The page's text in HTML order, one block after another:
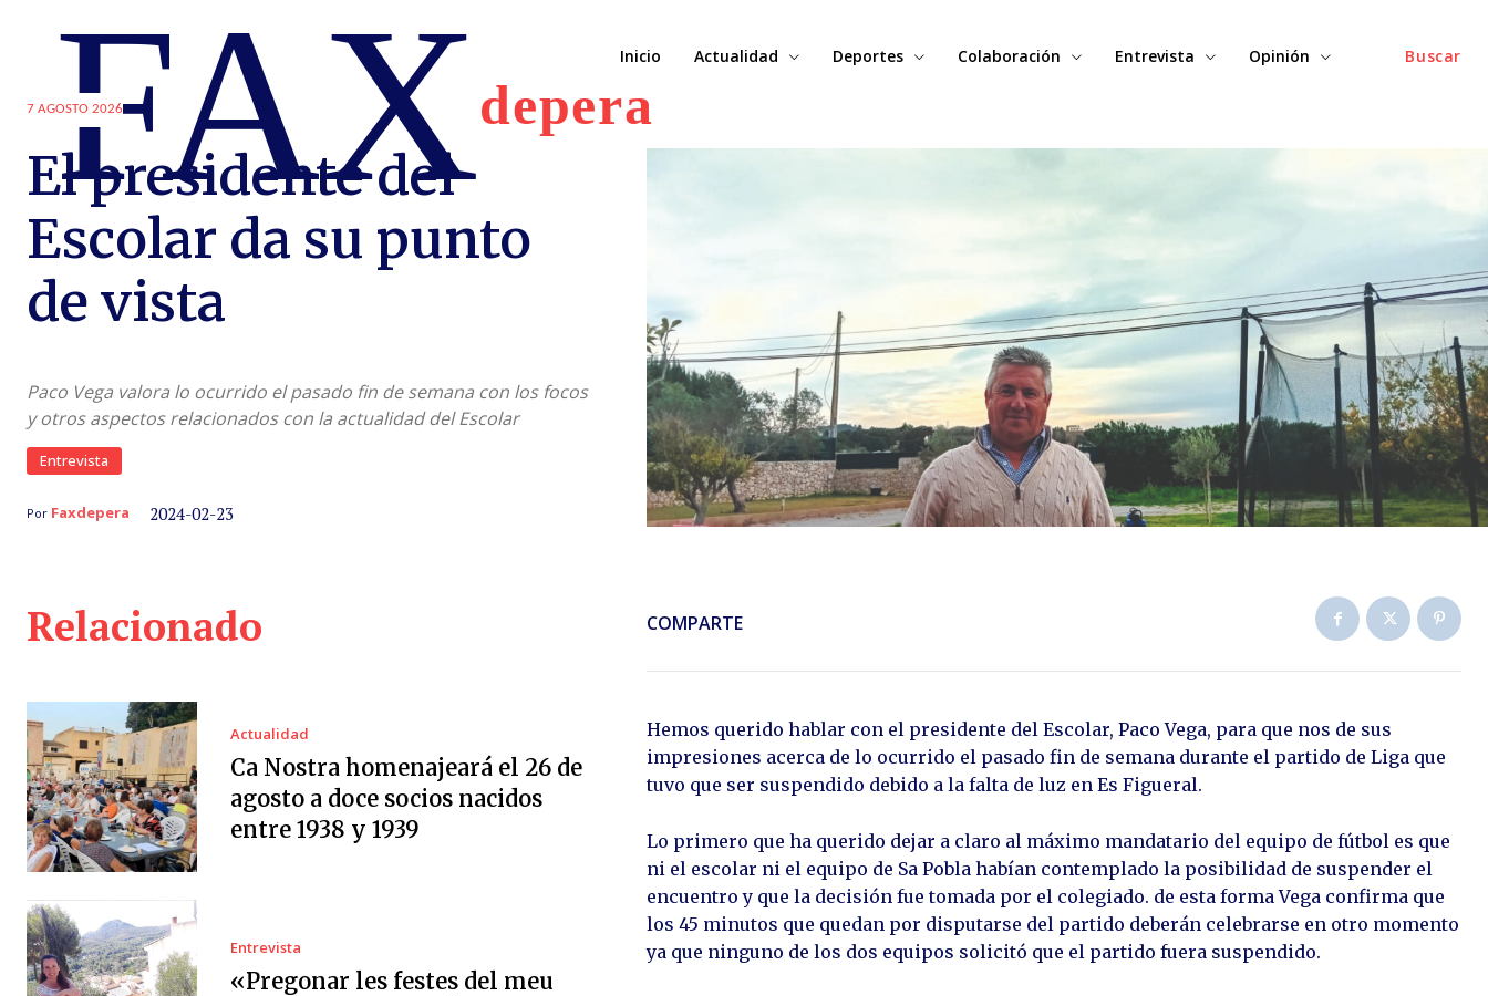
7 AGOSTO 2026
FAXdepera
Buscar
Inicio Actualidad Deportes Colaboración Entrevista Opinión
El presidente del
Escolar da su punto
de vista
Paco Vega valora lo ocurrido el pasado fin de semana con los focos
y otros aspectos relacionados con la actualidad del Escolar
Entrevista
Por Faxdepera 2024-02-23
Relacionado
Actualidad
Ca Nostra homenajeará el 26 de
agosto a doce socios nacidos
entre 1938 y 1939
Entrevista
«Pregonar les festes del meu
COMPARTE
Hemos querido hablar con el presidente del Escolar, Paco Vega, para que nos de sus
impresiones acerca de lo ocurrido el pasado fin de semana durante el partido de Liga que
tuvo que ser suspendido debido a la falta de luz en Es Figueral.
Lo primero que ha querido dejar a claro al máximo mandatario del equipo de fútbol es que
ni el escolar ni el equipo de Sa Pobla habían contemplado la posibilidad de suspender el
encuentro y que la decisión fue tomada por el colegiado. de esta forma Vega confirma que
los 45 minutos que quedan por disputarse del partido deberán celebrarse en otro momento
ya que ninguno de los dos equipos solicitó que el partido fuera suspendido.